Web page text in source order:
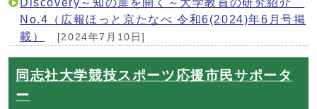
No.4（広報ほっと京たなべ 令和6(2024)年6月号掲
載）
[2024年7月10日]
同志社大学競技スポーツ応援市民サポータ
ー